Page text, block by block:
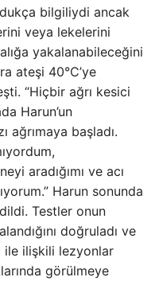
bilgiliydi ancak
veya lekelerini
yakalanabileceğini
ateşi 40°C’ye
“Hiçbir ağrı kesici
Harun’un
ağrımaya başladı.
aradığımı ve acı
Harun sonunda
Testler onun
doğruladı ve
ile ilişkili lezyonlar
görülmeye